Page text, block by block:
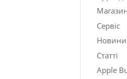
Сервіс
Новини
Статті
Apple